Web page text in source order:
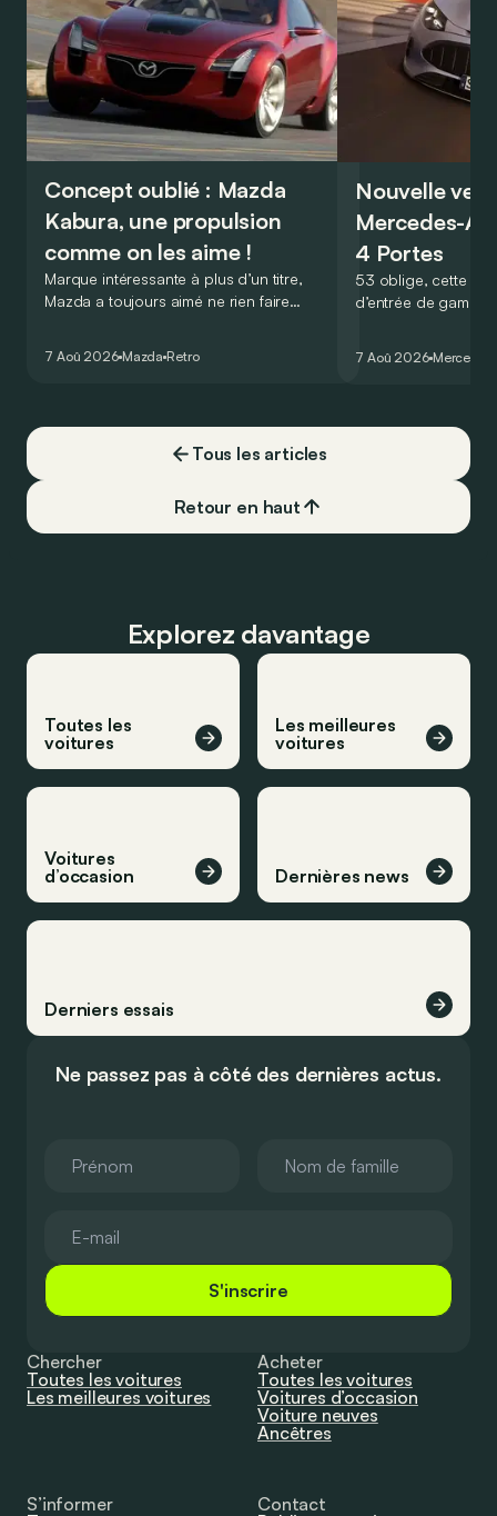
Concept oublié : Mazda
Kabura, une propulsion
comme on les aime !
Marque intéressante à plus d’un titre,
Mazda a toujours aimé ne rien faire
de la plus belle des manières…
7 Aoû 2026 Mazda Retro
Nouvelle
Mercedes-
4 Portes
53 oblige, cette
d’entrée de
moins…
7 Aoû 2026 Mercedes
Tous les articles
Retour en haut
Explorez davantage
Toutes les
voitures
Les meilleures
voitures
Voitures
d’occasion
Dernières news
Derniers essais
Ne passez pas à côté des dernières actus.
S'inscrire
Chercher
Toutes les voitures
Les meilleures voitures
Acheter
Toutes les voitures
Voitures d’occasion
Voiture neuves
Ancêtres
S’informer
Contact